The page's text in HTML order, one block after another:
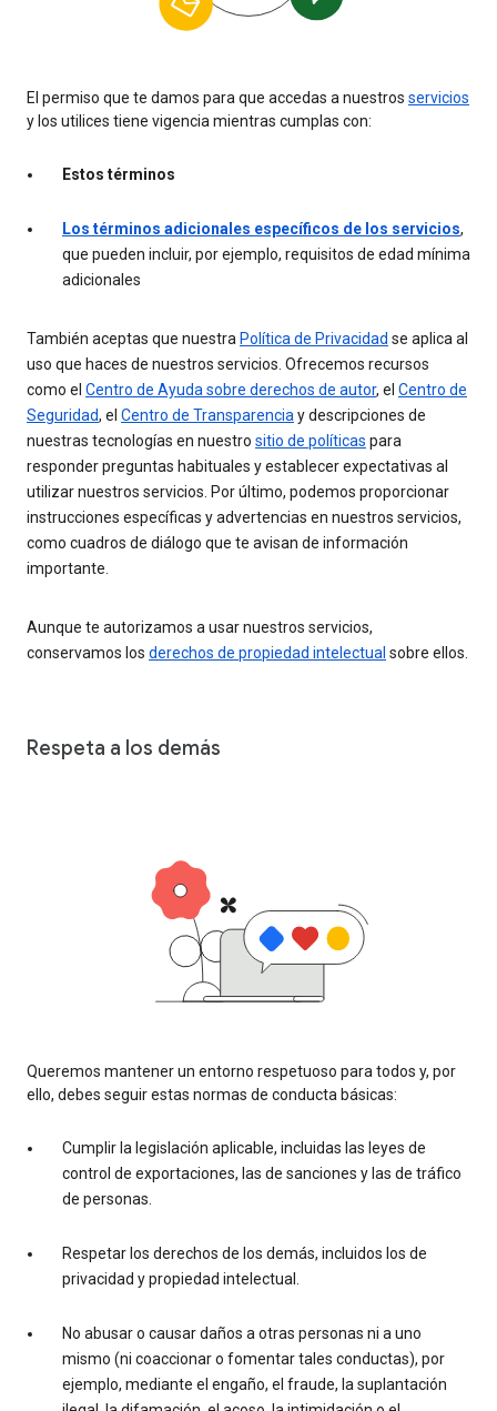
El permiso que te damos para que accedas a nuestros servicios
y los utilices tiene vigencia mientras cumplas con:
Estos términos
Los términos adicionales específicos de los servicios,
que pueden incluir, por ejemplo, requisitos de edad mínima
adicionales
También aceptas que nuestra Política de Privacidad se aplica al
uso que haces de nuestros servicios. Ofrecemos recursos
como el Centro de Ayuda sobre derechos de autor, el Centro de
Seguridad, el Centro de Transparencia y descripciones de
nuestras tecnologías en nuestro sitio de políticas para
responder preguntas habituales y establecer expectativas al
utilizar nuestros servicios. Por último, podemos proporcionar
instrucciones específicas y advertencias en nuestros servicios,
como cuadros de diálogo que te avisan de información
importante.
Aunque te autorizamos a usar nuestros servicios,
conservamos los derechos de propiedad intelectual sobre ellos.
Respeta a los demás
Queremos mantener un entorno respetuoso para todos y, por
ello, debes seguir estas normas de conducta básicas:
Cumplir la legislación aplicable, incluidas las leyes de
control de exportaciones, las de sanciones y las de tráfico
de personas.
Respetar los derechos de los demás, incluidos los de
privacidad y propiedad intelectual.
No abusar o causar daños a otras personas ni a uno
mismo (ni coaccionar o fomentar tales conductas), por
ejemplo, mediante el engaño, el fraude, la suplantación